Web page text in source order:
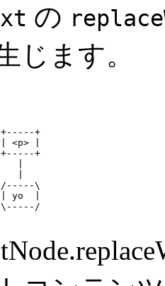
の
じます。
+
<p> |
+
\
yo  |